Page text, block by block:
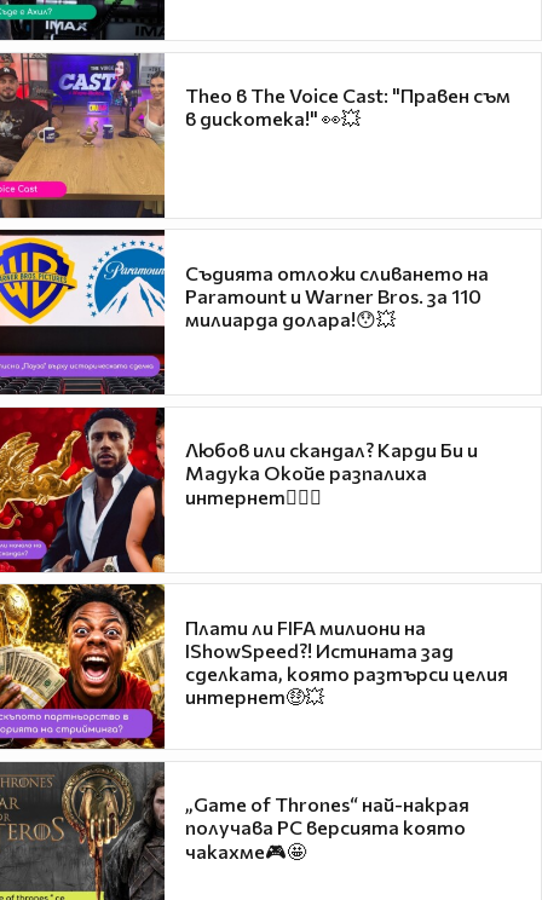
Theo в The Voice Cast: "Правен съм
в дискотека!" 👀💥
Съдията отложи сливането на
Paramount и Warner Bros. за 110
милиарда долара!😯💥
Любов или скандал? Карди Би и
Мадука Окойе разпалиха
интернет❤️‍🔥🔥
Плати ли FIFA милиони на
IShowSpeed?! Истината зад
сделката, която разтърси целия
интернет🤑💥
„Game of Thrones“ най-накрая
получава PC версията която
чакахме🎮🤩